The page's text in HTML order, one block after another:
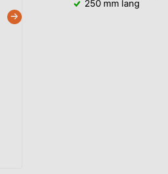
250 mm lang